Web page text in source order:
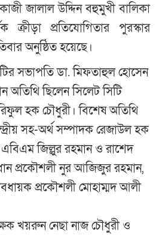
জালাল উদ্দিন বহুমুখী বালিকা
ক্রীড়া প্রতিযোগিতার পুরস্কার
অনুষ্ঠিত হয়েছে।
সভাপতি ডা. মিফতাহুল হোসেন
অতিথি ছিলেন সিলেট সিটি
হক চৌধুরী। বিশেষ অতিথি
সহ-অর্থ সম্পাদক রেজাউল হক
এবিএম জিল্লুর রহমান ও রাশেদ
প্রকৌশলী নুর আজিজুর রহমান,
প্রকৌশলী মোহাম্মদ আলী
খয়রুন নেছা নাজ চৌধুরী ও